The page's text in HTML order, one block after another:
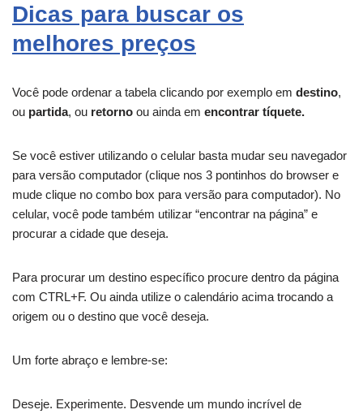
Dicas para buscar os
melhores preços
Você pode ordenar a tabela clicando por exemplo em destino,
ou partida, ou retorno ou ainda em encontrar tíquete.
Se você estiver utilizando o celular basta mudar seu navegador
para versão computador (clique nos 3 pontinhos do browser e
mude clique no combo box para versão para computador). No
celular, você pode também utilizar “encontrar na página” e
procurar a cidade que deseja.
Para procurar um destino específico procure dentro da página
com CTRL+F. Ou ainda utilize o calendário acima trocando a
origem ou o destino que você deseja.
Um forte abraço e lembre-se:
Deseje. Experimente. Desvende um mundo incrível de